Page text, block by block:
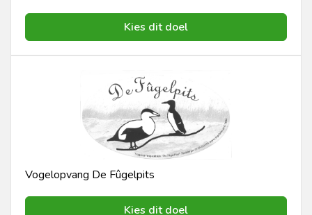
Kies dit doel
Vogelopvang De Fûgelpits
Kies dit doel